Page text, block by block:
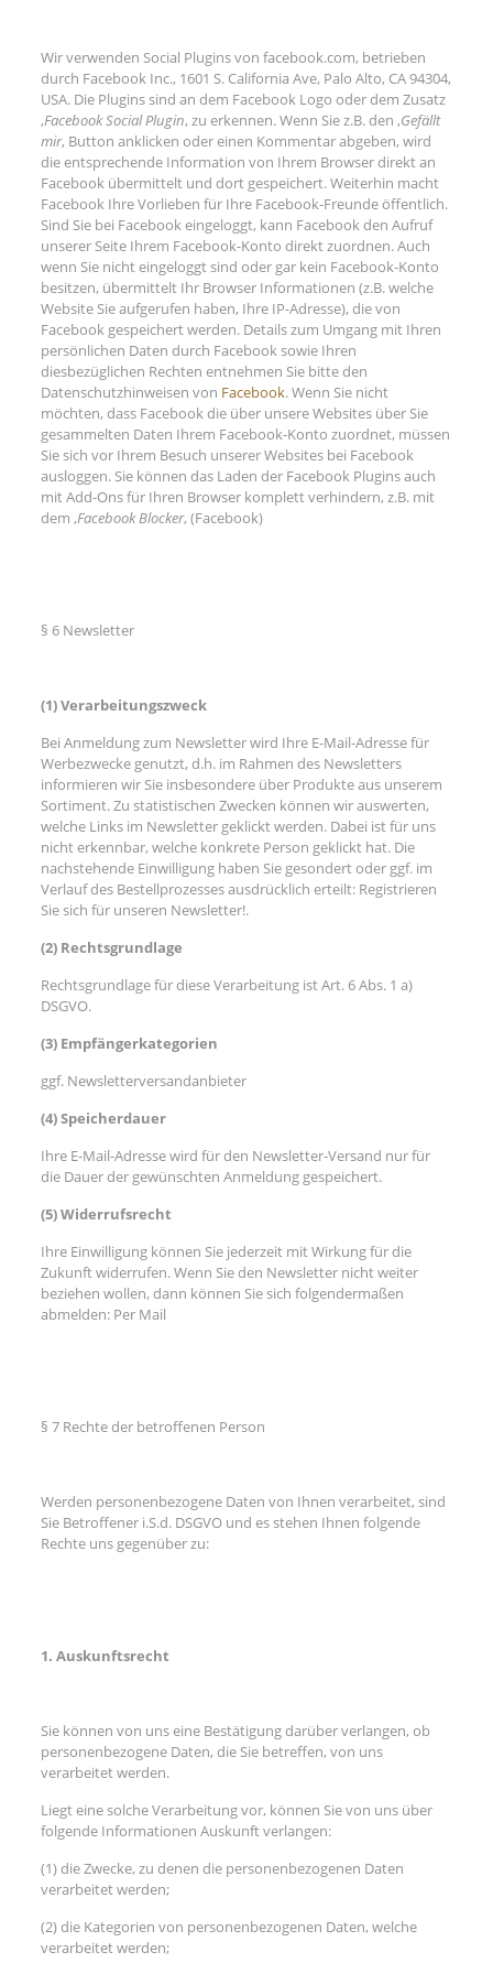
Wir verwenden Social Plugins von facebook.com, betrieben
durch Facebook Inc., 1601 S. California Ave, Palo Alto, CA 94304,
USA. Die Plugins sind an dem Facebook Logo oder dem Zusatz
‚Facebook Social Plugin‚ zu erkennen. Wenn Sie z.B. den ‚Gefällt
mir‚ Button anklicken oder einen Kommentar abgeben, wird
die entsprechende Information von Ihrem Browser direkt an
Facebook übermittelt und dort gespeichert. Weiterhin macht
Facebook Ihre Vorlieben für Ihre Facebook-Freunde öffentlich.
Sind Sie bei Facebook eingeloggt, kann Facebook den Aufruf
unserer Seite Ihrem Facebook-Konto direkt zuordnen. Auch
wenn Sie nicht eingeloggt sind oder gar kein Facebook-Konto
besitzen, übermittelt Ihr Browser Informationen (z.B. welche
Website Sie aufgerufen haben, Ihre IP-Adresse), die von
Facebook gespeichert werden. Details zum Umgang mit Ihren
persönlichen Daten durch Facebook sowie Ihren
diesbezüglichen Rechten entnehmen Sie bitte den
Datenschutzhinweisen von Facebook. Wenn Sie nicht
möchten, dass Facebook die über unsere Websites über Sie
gesammelten Daten Ihrem Facebook-Konto zuordnet, müssen
Sie sich vor Ihrem Besuch unserer Websites bei Facebook
ausloggen. Sie können das Laden der Facebook Plugins auch
mit Add-Ons für Ihren Browser komplett verhindern, z.B. mit
dem ‚Facebook Blocker‚ (Facebook)
§ 6 Newsletter
(1) Verarbeitungszweck
Bei Anmeldung zum Newsletter wird Ihre E-Mail-Adresse für
Werbezwecke genutzt, d.h. im Rahmen des Newsletters
informieren wir Sie insbesondere über Produkte aus unserem
Sortiment. Zu statistischen Zwecken können wir auswerten,
welche Links im Newsletter geklickt werden. Dabei ist für uns
nicht erkennbar, welche konkrete Person geklickt hat. Die
nachstehende Einwilligung haben Sie gesondert oder ggf. im
Verlauf des Bestellprozesses ausdrücklich erteilt: Registrieren
Sie sich für unseren Newsletter!.
(2) Rechtsgrundlage
Rechtsgrundlage für diese Verarbeitung ist Art. 6 Abs. 1 a)
DSGVO.
(3) Empfängerkategorien
ggf. Newsletterversandanbieter
(4) Speicherdauer
Ihre E-Mail-Adresse wird für den Newsletter-Versand nur für
die Dauer der gewünschten Anmeldung gespeichert.
(5) Widerrufsrecht
Ihre Einwilligung können Sie jederzeit mit Wirkung für die
Zukunft widerrufen. Wenn Sie den Newsletter nicht weiter
beziehen wollen, dann können Sie sich folgendermaßen
abmelden: Per Mail
§ 7 Rechte der betroffenen Person
Werden personenbezogene Daten von Ihnen verarbeitet, sind
Sie Betroffener i.S.d. DSGVO und es stehen Ihnen folgende
Rechte uns gegenüber zu:
1. Auskunftsrecht
Sie können von uns eine Bestätigung darüber verlangen, ob
personenbezogene Daten, die Sie betreffen, von uns
verarbeitet werden.
Liegt eine solche Verarbeitung vor, können Sie von uns über
folgende Informationen Auskunft verlangen:
(1) die Zwecke, zu denen die personenbezogenen Daten
verarbeitet werden;
(2) die Kategorien von personenbezogenen Daten, welche
verarbeitet werden;